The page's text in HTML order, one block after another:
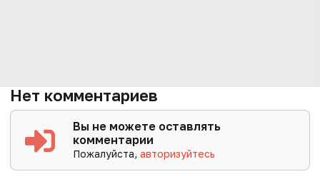
Нет комментариев
Вы не можете оставлять
комментарии
Пожалуйста,авторизуйтесь